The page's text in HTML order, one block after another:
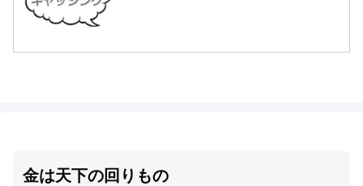
金は天下の回りもの